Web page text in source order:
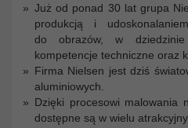
Już od ponad 30 lat grupa
produkcją i
do obrazów, w
kompetencje techniczne oraz
Firma Nielsen jest dziś
aluminiowych.
Dzięki procesowi malowania
dostępne są w wielu